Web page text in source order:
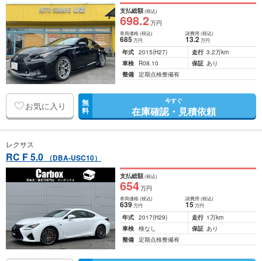
支払総額(税込)
698.2万円
車両価格(税込)
685万円
諸費用 (税込)
13.2 万円
年式 2015(H27) 走行 3.2万km
車検
R08.10 保証 あり
整備 定期点検整備有
お気に入り 無
料
今すぐ
在庫確認・見積依頼
レクサス
RC F 5.0 （DBA-USC10）
支払総額(税込)
654万円
車両価格(税込)
639万円
諸費用 (税込)
15 万円
年式 2017(H29) 走行 1万km
車検 検なし 保証 あり
整備 定期点検整備有